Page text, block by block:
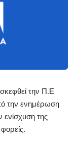
την Π.Ε
την ενημέρωση
ενίσχυση της